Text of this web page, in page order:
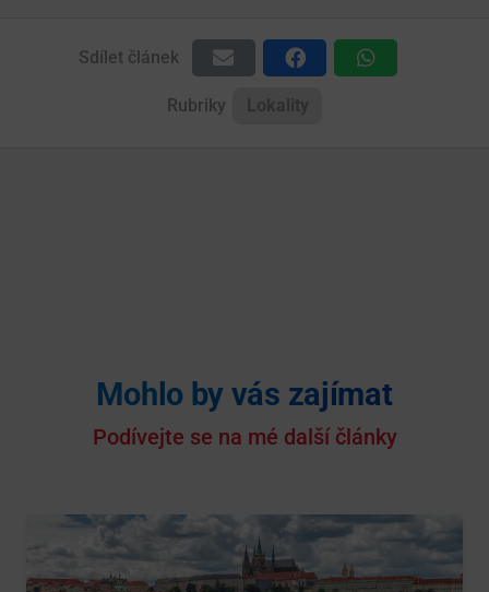
Sdílet článek
Rubriky
Mohlo by vás zajímat
Podívejte se na mé další články